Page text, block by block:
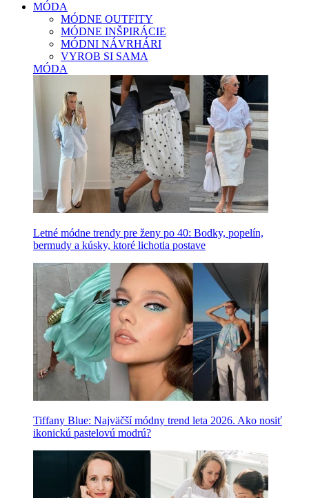
MÓDA
MÓDNE OUTFITY
MÓDNE INŠPIRÁCIE
MÓDNI NÁVRHÁRI
VYROB SI SAMA
MÓDA
Letné módne trendy pre ženy po 40: Bodky, popelín,
bermudy a kúsky, ktoré lichotia postave
Tiffany Blue: Najväčší módny trend leta 2026. Ako nosiť
ikonickú pastelovú modrú?